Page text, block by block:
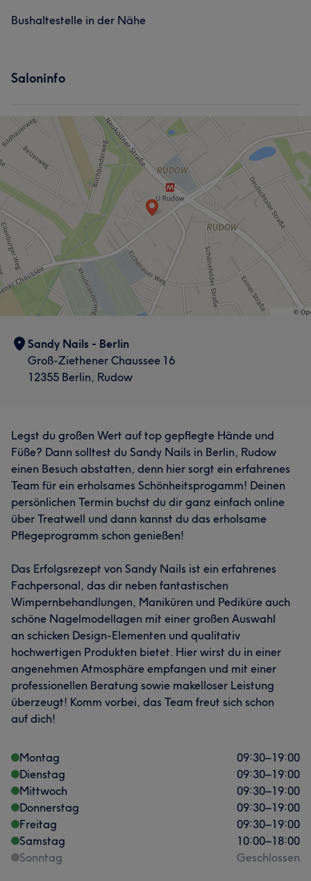
Kompetent 19
Bushaltestelle in der Nähe
Saloninfo
Sandy Nails - Berlin
Groß-Ziethener Chaussee 16
12355 Berlin, Rudow
Legst du großen Wert auf top gepflegte Hände und
Füße? Dann solltest du Sandy Nails in Berlin, Rudow
einen Besuch abstatten, denn hier sorgt ein erfahrenes
Team für ein erholsames Schönheitsprogamm! Deinen
persönlichen Termin buchst du dir ganz einfach online
über Treatwell und dann kannst du das erholsame
Pflegeprogramm schon genießen!
Das Erfolgsrezept von Sandy Nails ist ein erfahrenes
Fachpersonal, das dir neben fantastischen
Wimpernbehandlungen, Maniküren und Pediküre auch
schöne Nagelmodellagen mit einer großen Auswahl
an schicken Design-Elementen und qualitativ
hochwertigen Produkten bietet. Hier wirst du in einer
angenehmen Atmosphäre empfangen und mit einer
professionellen Beratung sowie makelloser Leistung
überzeugt! Komm vorbei, das Team freut sich schon
auf dich!
Montag 09:30–19:00
Dienstag
09:30–19:00
Mittwoch
09:30–19:00
Donnerstag
09:30–19:00
Freitag
09:30–19:00
Samstag
10:00–18:00
Sonntag
Geschlossen